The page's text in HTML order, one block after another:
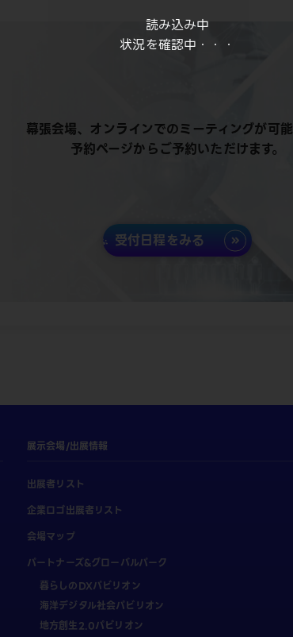
読み込み中
状況を確認中・・・
幕張会場、オンラインでのミーティングが可能
予約ページからご予約いただけます。
受付日程をみる
展示会場/出展情報
出展者リスト
企業ロゴ出展者リスト
会場マップ
パートナーズ&グローバルパーク
暮らしのDXパビリオン
海洋デジタル社会パビリオン
地方創生2.0パビリオン